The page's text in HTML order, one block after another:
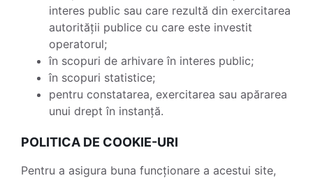
interes public sau care rezultă din exercitarea
autorității publice cu care este investit
operatorul;
în scopuri de arhivare în interes public;
în scopuri statistice;
pentru constatarea, exercitarea sau apărarea
unui drept în instanță.
POLITICA DE COOKIE-URI
Pentru a asigura buna funcționare a acestui site,